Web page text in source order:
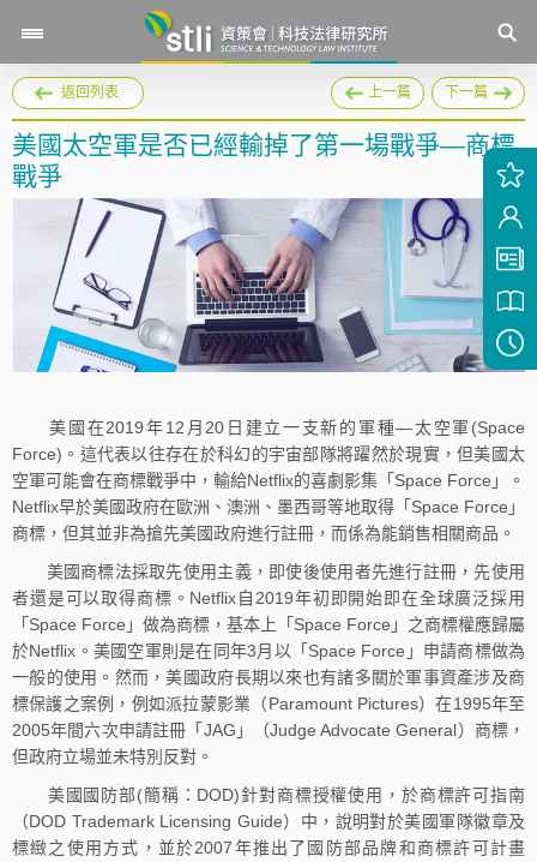
返回列表 上一篇 下一篇
美國太空軍是否已經輸掉了第一場戰爭—商標
戰爭
美國在2019年12月20日建立一支新的軍種—太空軍(Space
Force)。這代表以往存在於科幻的宇宙部隊將躍然於現實，但美國太
空軍可能會在商標戰爭中，輸給Netflix的喜劇影集「Space Force」。
Netflix早於美國政府在歐洲、澳洲、墨西哥等地取得「Space Force」
商標，但其並非為搶先美國政府進行註冊，而係為能銷售相關商品。
美國商標法採取先使用主義，即使後使用者先進行註冊，先使用
者還是可以取得商標。Netflix自2019年初即開始即在全球廣泛採用
「Space Force」做為商標，基本上「Space Force」之商標權應歸屬
於Netflix。美國空軍則是在同年3月以「Space Force」申請商標做為
一般的使用。然而，美國政府長期以來也有諸多關於軍事資產涉及商
標保護之案例，例如派拉蒙影業（Paramount Pictures）在1995年至
2005年間六次申請註冊「JAG」（Judge Advocate General）商標，
但政府立場並未特別反對。
美國國防部(簡稱：DOD)針對商標授權使用，於商標許可指南
（DOD Trademark Licensing Guide）中，說明對於美國軍隊徽章及
標緻之使用方式，並於2007年推出了國防部品牌和商標許可計畫